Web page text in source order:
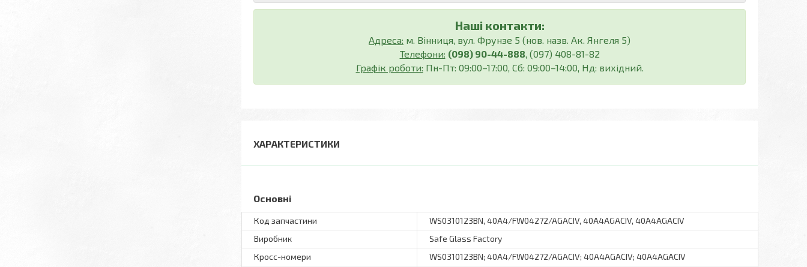
Наші контакти:
Адреса: м. Вінниця, вул. Фрунзе 5 (нов. назв. Ак. Янгеля 5)
Телефони: (098) 90-44-888, (097) 408-81-82
Графік роботи: Пн-Пт: 09:00–17:00, Сб: 09:00–14:00, Нд: вихідний.
ХАРАКТЕРИСТИКИ
Основні
Код запчастини
WS0310123BN, 40A4/FW04272/AGACIV, 40A4AGACIV, 40A4AGACIV
Виробник
Safe Glass Factory
Кросс-номери
WS0310123BN; 40A4/FW04272/AGACIV; 40A4AGACIV; 40A4AGACIV